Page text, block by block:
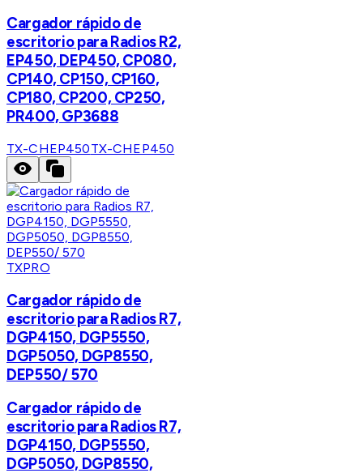
Cargador rápido de
escritorio para Radios R2,
EP450, DEP450, CP080,
CP140, CP150, CP160,
CP180, CP200, CP250,
PR400, GP3688
TX-CHEP450TX-CHEP450
TXPRO
Cargador rápido de
escritorio para Radios R7,
DGP4150, DGP5550,
DGP5050, DGP8550,
DEP550/ 570
Cargador rápido de
escritorio para Radios R7,
DGP4150, DGP5550,
DGP5050, DGP8550,